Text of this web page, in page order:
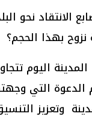
نحو
بهذا الحجم؟
اليوم
الدعوة التي
وتعزيز